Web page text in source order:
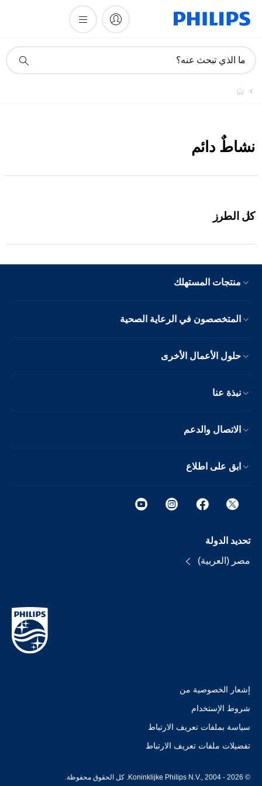
دعم
ما الذي تبحث عنه؟
نشاطٌ دائم
كل الطرز
منتجات المستهلك
المتخصصون في الرعاية الصحية
حلول الأعمال الأخرى
نبذة عنا
الاتصال والدعم
ابق على اطلاع
تحديد الدولة
مصر (العربية)
إشعار الخصوصية من
شروط الإستخدام
سياسة بملفات تعريف الارتباط
تفضيلات ملفات تعريف الارتباط
© Koninklijke Philips N.V., 2004 - 2026. كل الحقوق محفوظة.